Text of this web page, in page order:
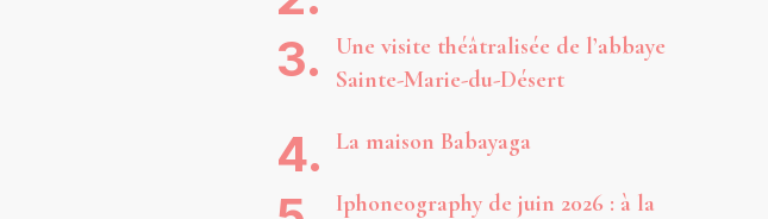
Une visite théâtralisée de l’abbaye
Sainte-Marie-du-Désert
La maison Babayaga
Iphoneography de juin 2026 : à la